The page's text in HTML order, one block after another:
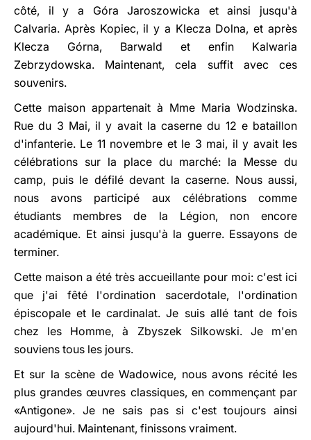
côté, il y a Góra Jaroszowicka et ainsi jusqu'à
Calvaria. Après Kopiec, il y a Klecza Dolna, et après
Klecza Górna, Barwald et enfin Kalwaria
Zebrzydowska. Maintenant, cela suffit avec ces
souvenirs.
Cette maison appartenait à Mme Maria Wodzinska.
Rue du 3 Mai, il y avait la caserne du 12 e bataillon
d'infanterie. Le 11 novembre et le 3 mai, il y avait les
célébrations sur la place du marché: la Messe du
camp, puis le défilé devant la caserne. Nous aussi,
nous avons participé aux célébrations comme
étudiants membres de la Légion, non encore
académique. Et ainsi jusqu'à la guerre. Essayons de
terminer.
Cette maison a été très accueillante pour moi: c'est ici
que j'ai fêté l'ordination sacerdotale, l'ordination
épiscopale et le cardinalat. Je suis allé tant de fois
chez les Homme, à Zbyszek Silkowski. Je m'en
souviens tous les jours.
Et sur la scène de Wadowice, nous avons récité les
plus grandes œuvres classiques, en commençant par
«Antigone». Je ne sais pas si c'est toujours ainsi
aujourd'hui. Maintenant, finissons vraiment.